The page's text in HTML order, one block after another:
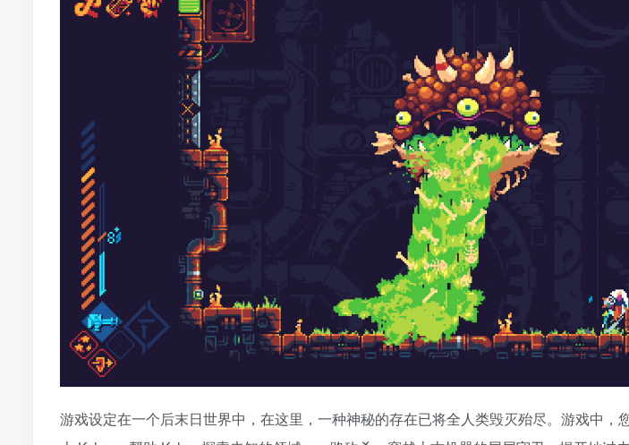
游戏设定在一个后末日世界中，在这里，一种神秘的存在已将全人类毁灭殆尽。游戏中，